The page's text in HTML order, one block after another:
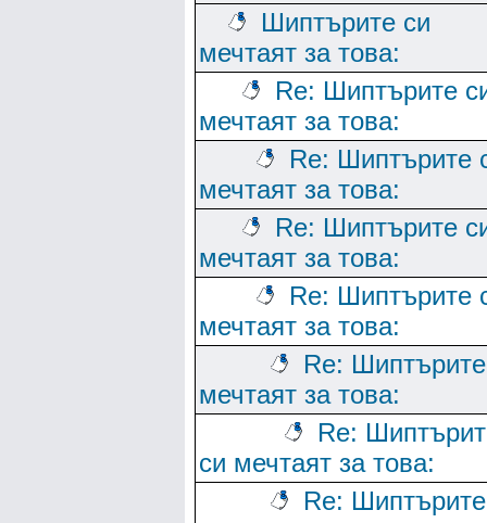
Шиптърите си
мечтаят за това:
Re: Шиптърите
мечтаят за това:
Re: Шиптърите
мечтаят за това:
Re: Шиптърите
мечтаят за това:
Re: Шиптърите
мечтаят за това:
Re:
мечтаят за това:
Re:
си мечтаят за това:
Re: